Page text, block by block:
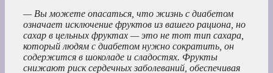
— Вы можете опасаться, что жизнь с диабетом
означает исключение фруктов из вашего рациона, но
сахар в цельных фруктах — это не тот тип сахара,
который людям с диабетом нужно сократить, он
содержится в шоколаде и сладостях. Фрукты
снижают риск сердечных заболеваний, обеспечивая